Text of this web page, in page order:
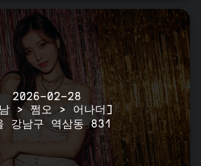
2026-02-28
> 쩜오 > 어나더]
강남구 역삼동 831